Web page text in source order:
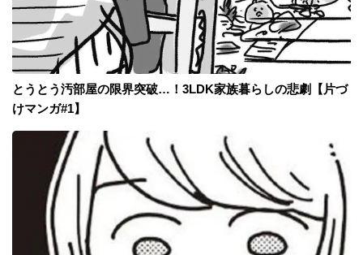
とうとう汚部屋の限界突破…！3LDK家族暮らしの悲劇【片づ
けマンガ#1】